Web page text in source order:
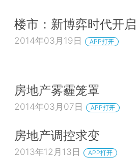
楼市：新博弈时代开启
2014年03月19日 APP打开
房地产雾霾笼罩
2014年03月07日 APP打开
房地产调控求变
2013年12月13日 APP打开